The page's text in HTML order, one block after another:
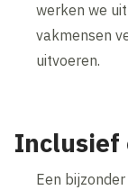
werken we
vakmensen
uitvoeren.
Inclusief
Een